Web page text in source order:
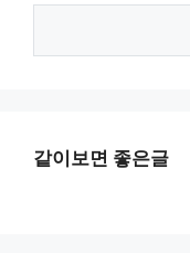
같이보면 좋은글